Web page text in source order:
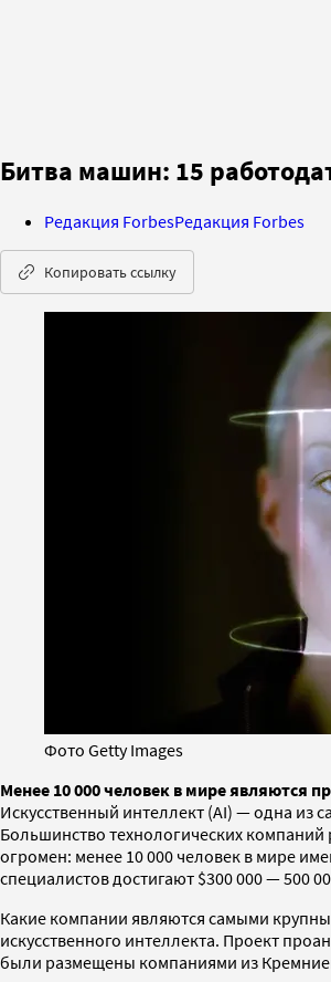
Битва машин: 15
Редакция ForbesРедакция Forbes
Копировать ссылку
Фото Getty Images
Менее 10 000 человек в мире являются
Искусственный интеллект (AI) — одна из
Большинство технологических
огромен: менее 10 000 человек в мире
специалистов достигают $300 000 — 500
Какие компании являются самыми
искусственного интеллекта. Проект
были размещены компаниями из